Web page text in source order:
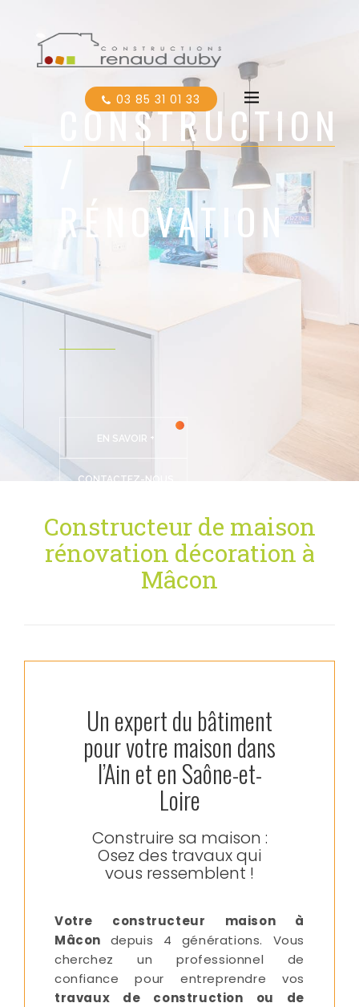
03 85 31 01 33
CONSTRUCTION
RÉNOVATION
CONTACTEZ-NOUS
EN SAVOIR +
Constructeur de maison
rénovation décoration à
Mâcon
Un expert du bâtiment
pour votre maison dans
l’Ain et en Saône-et-
Loire
Construire sa maison :
Osez des travaux qui
vous ressemblent !
Votre constructeur maison à
Mâcon depuis 4 générations. Vous
cherchez un professionnel de
confiance pour entreprendre vos
travaux de construction ou de